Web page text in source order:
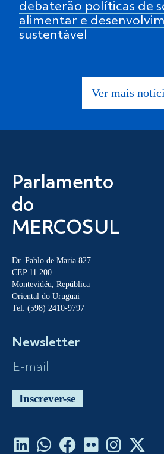
debaterão políticas de
alimentar e
sustentável
Ver mais
Parlamento
do
MERCOSUL
Dr. Pablo de Maria 827
CEP 11.200
Montevidéu, República
Oriental do Uruguai
Tel: (598) 2410-9797
Newsletter
Inscrever-se